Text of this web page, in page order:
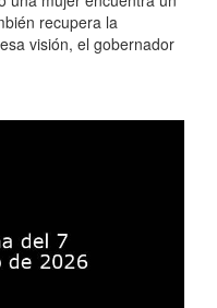
recupera la
visión, el gobernador